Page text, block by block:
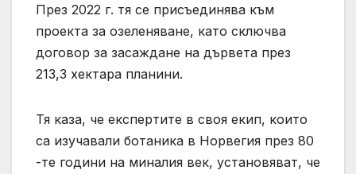
През 2022 г. тя се присъединява към
проекта за озеленяване, като сключва
договор за засаждане на дървета през
213,3 хектара планини.
Тя каза, че експертите в своя екип, които
са изучавали ботаника в Норвегия през 80
-те години на миналия век, установяват, че